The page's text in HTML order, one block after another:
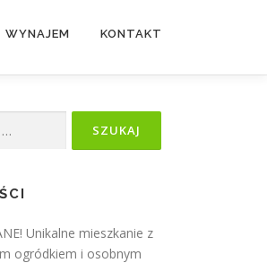
WYNAJEM KONTAKT
Unikalne mieszkanie z
ogródkiem i osobnym